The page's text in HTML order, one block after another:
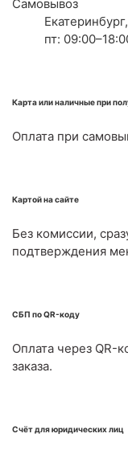
Самовывоз
пт:
Карта или наличные при
Оплата при
Картой на сайте
Без комиссии,
подтверждения
СБП по QR-коду
Оплата через QR-
заказа.
Счёт для юридических лиц